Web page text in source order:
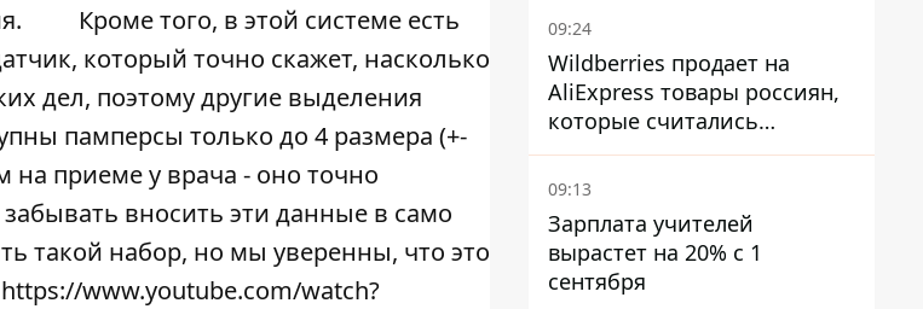
Кроме того, в этой системе есть
который точно скажет, насколько
дел, поэтому другие выделения
памперсы только до 4 размера (+-
приеме у врача - оно точно
вносить эти данные в само
такой набор, но мы уверенны, что это
https://www.youtube.com/watch?
09:24
Wildberries продает на
AliExpress товары россиян,
которые считались
уничтоженными на складах
09:13
Зарплата учителей
вырастет на 20% с 1
сентября